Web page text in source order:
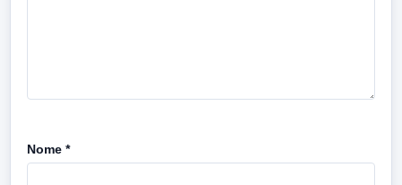
Nome *